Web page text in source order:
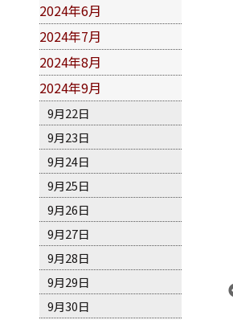
2024年6月
2024年7月
2024年8月
2024年9月
9月22日
9月23日
9月24日
9月25日
9月26日
9月27日
9月28日
9月29日
9月30日